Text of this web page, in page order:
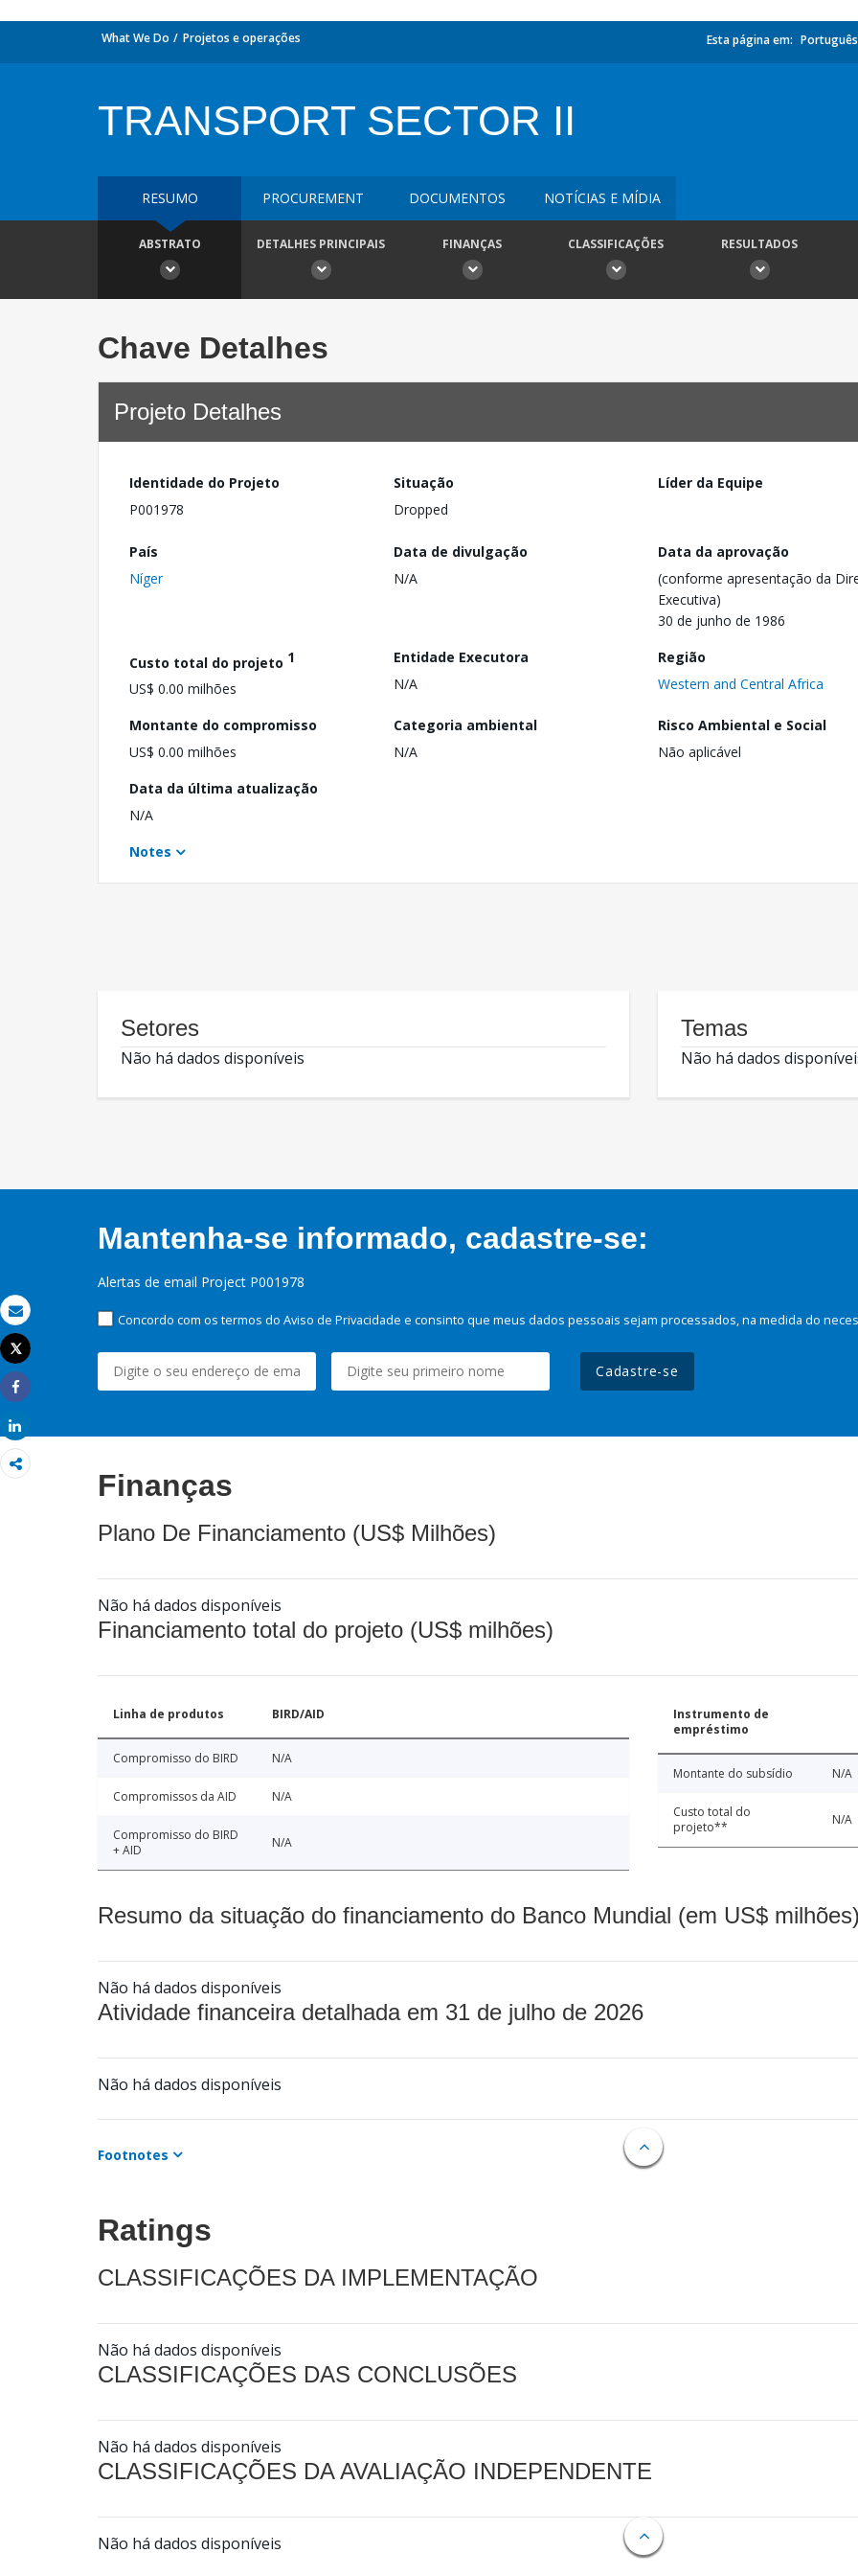
Email
Imprimir
Tweet
Share
What We Do Projetos e operações Esta página em: Português
TRANSPORT SECTOR II
RESUMO PROCUREMENT DOCUMENTOS NOTÍCIAS E MÍDIA
ABSTRATO DETALHES PRINCIPAIS FINANÇAS CLASSIFICAÇÕES RESULTADOS
Chave Detalhes
Projeto Detalhes
Identidade do Projeto
P001978
Situação
Dropped
Líder da Equipe
País
Níger
Data de divulgação
N/A
Data da aprovação
(conforme apresentação da
Executiva)
30 de junho de 1986
Custo total do projeto 1
US$ 0.00 milhões
Entidade Executora
N/A
Região
Western and Central Africa
Montante do compromisso
US$ 0.00 milhões
Categoria ambiental
N/A
Risco Ambiental e Social
Não aplicável
Data da última atualização
N/A
Notes
Setores
Não há dados disponíveis
Temas
Não há dados
Mantenha-se informado, cadastre-se:
Alertas de email Project P001978
Concordo com os termos do Aviso de Privacidade e consinto que meus dados pessoais sejam processados, na medida do
Cadastre-se
Finanças
Plano De Financiamento (US$ Milhões)
Não há dados disponíveis
Financiamento total do projeto (US$ milhões)
Linha de produtos BIRD/AID
Compromisso do BIRD N/A
Compromissos da AID N/A
Compromisso do BIRD
+ AID
N/A
Instrumento de
empréstimo
Montante do subsídio N/A
Custo total do
projeto**
N/A
Resumo da situação do financiamento do Banco Mundial (em US$
Não há dados disponíveis
Atividade financeira detalhada em 31 de julho de 2026
Não há dados disponíveis
Footnotes
Ratings
CLASSIFICAÇÕES DA IMPLEMENTAÇÃO
Não há dados disponíveis
CLASSIFICAÇÕES DAS CONCLUSÕES
Não há dados disponíveis
CLASSIFICAÇÕES DA AVALIAÇÃO INDEPENDENTE
Não há dados disponíveis